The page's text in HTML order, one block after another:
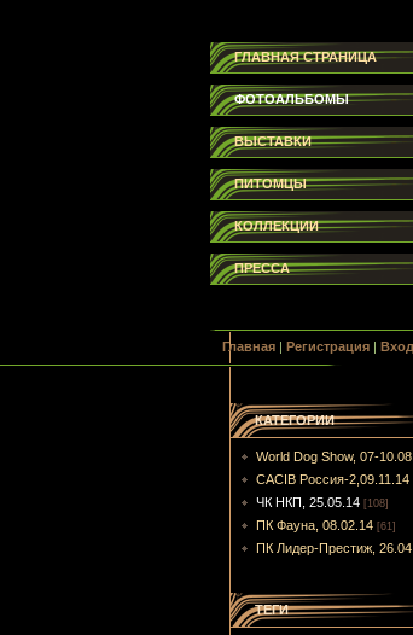
ГЛАВНАЯ СТРАНИЦА
ФОТОАЛЬБОМЫ
ВЫСТАВКИ
ПИТОМЦЫ
КОЛЛЕКЦИИ
ПРЕССА
Главная| Регистрация| Вход
КАТЕГОРИИ
World Dog Show, 07-
CACIB Россия-2,09.11.14
ЧК НКП, 25.05.14 [108]
ПК Фауна, 08.02.14 [61]
ПК Лидер-Престиж,
ТЕГИ